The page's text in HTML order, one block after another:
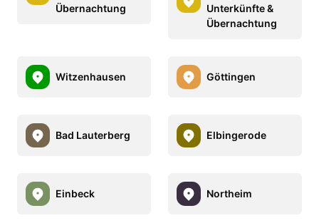
Übernachtung
Unterkünfte &
Übernachtung
Witzenhausen Göttingen
Bad Lauterberg Elbingerode
Einbeck Northeim